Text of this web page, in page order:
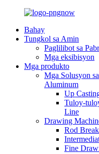
Bahay
Tungkol sa Amin
Paglilibot sa
Mga eksibisyon
Mga produkto
Mga Solusyon
Aluminum
Up
Tuloy-
Line
Drawing
Rod
Fine